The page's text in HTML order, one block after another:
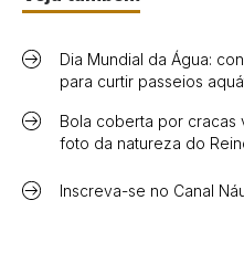
Dia Mundial da Água:
para curtir passeios
Bola coberta por
foto da natureza do
Inscreva-se no Canal